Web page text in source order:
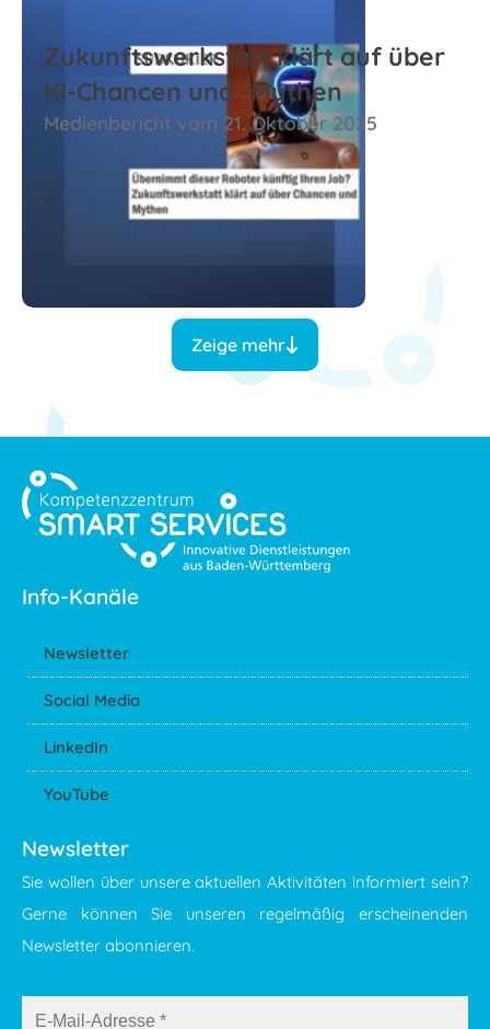
Zukunftswerkstatt klärt auf über
KI-Chancen und -Mythen
Medienbericht vom 21. Oktober 2025
Zeige mehr
Info-Kanäle
Newsletter
Social Media
LinkedIn
YouTube
Newsletter
Sie wollen über unsere aktuellen Aktivitäten informiert sein?
Gerne können Sie unseren regelmäßig erscheinenden
Newsletter abonnieren.